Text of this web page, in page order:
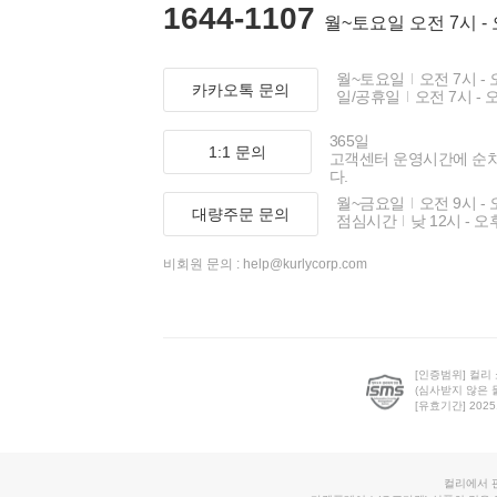
1644-1107 월~토요일 오전 7시 -
카카오톡 문의
월~토요일
오전 7시 -
일/공휴일
오전 7시 -
1:1 문의
365일
고객센터 운영시간에 순
다.
대량주문 문의
월~금요일
오전 9시 -
점심시간
낮 12시 - 오
비회원 문의 : help@kurlycorp.com
[인증범위] 컬리
(심사받지 않은
[유효기간]
컬리에서